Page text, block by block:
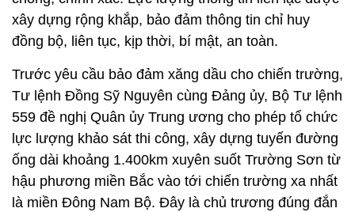
Tư lệnh Đồng Sỹ Nguyên cùng Đảng ủy, Bộ Tư lệnh
559 đề nghị Quân ủy Trung ương cho phép tổ chức
lực lượng khảo sát thi công, xây dựng tuyến đường
ống dài khoảng 1.400km xuyên suốt Trường Sơn từ
hậu phương miền Bắc vào tới chiến trường xa nhất
là miền Đông Nam Bộ. Đây là chủ trương đúng đắn
và kịp thời của đồng chí Đồng Sỹ Nguyên và Bộ Tư
lệnh được Quân ủy Trung ương phê duyệt. Nhiệm
vụ xây dựng tuyến đường ống hiện đại và quy mô
trong điều kiện vô cùng phức tạp về địa hình, thời